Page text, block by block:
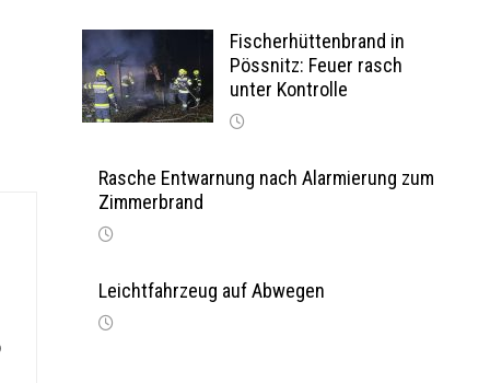
Fischerhüttenbrand in
Pössnitz: Feuer rasch
unter Kontrolle
Rasche Entwarnung nach Alarmierung zum
Zimmerbrand
Leichtfahrzeug auf Abwegen